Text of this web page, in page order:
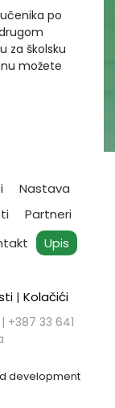
po
za školsku
možete
Nastava
Partneri
Upis
| Kolačići
​+387 33 641
development